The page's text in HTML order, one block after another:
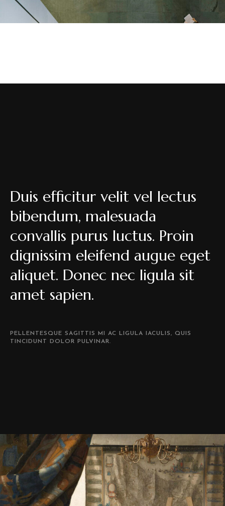
Duis efficitur velit vel lectus
bibendum, malesuada
convallis purus luctus. Proin
dignissim eleifend augue eget
aliquet. Donec nec ligula sit
amet sapien.
PELLENTESQUE SAGITTIS MI AC LIGULA IACULIS, QUIS
TINCIDUNT DOLOR PULVINAR.